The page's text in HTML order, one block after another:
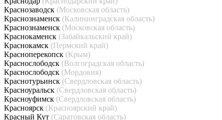
Краснозаводск (Московская область)
Краснознаменск (Калининградская область)
Краснознаменск (Московская область)
Краснокаменск (Забайкальский край)
Краснокамск (Пермский край)
Красноперекопск (Крым)
Краснослободск (Волгоградская область)
Краснослободск (Мордовия)
Краснотурьинск (Свердловская область)
Красноуральск (Свердловская область)
Красноуфимск (Свердловская область)
Красноярск (Красноярский край)
Красный Кут (Саратовская область)